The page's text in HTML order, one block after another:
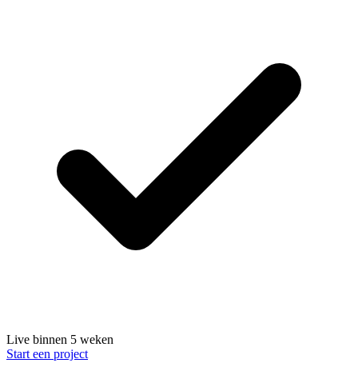
Live binnen 5 weken
Start een project